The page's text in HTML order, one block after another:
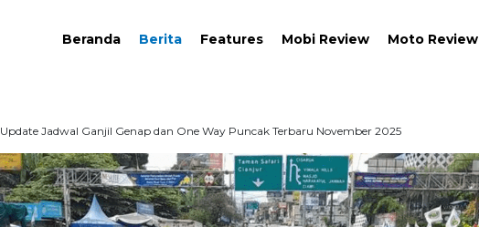
Beranda Berita Features Mobi Review Moto Review
Update Jadwal Ganjil Genap dan One Way Puncak Terbaru November 2025